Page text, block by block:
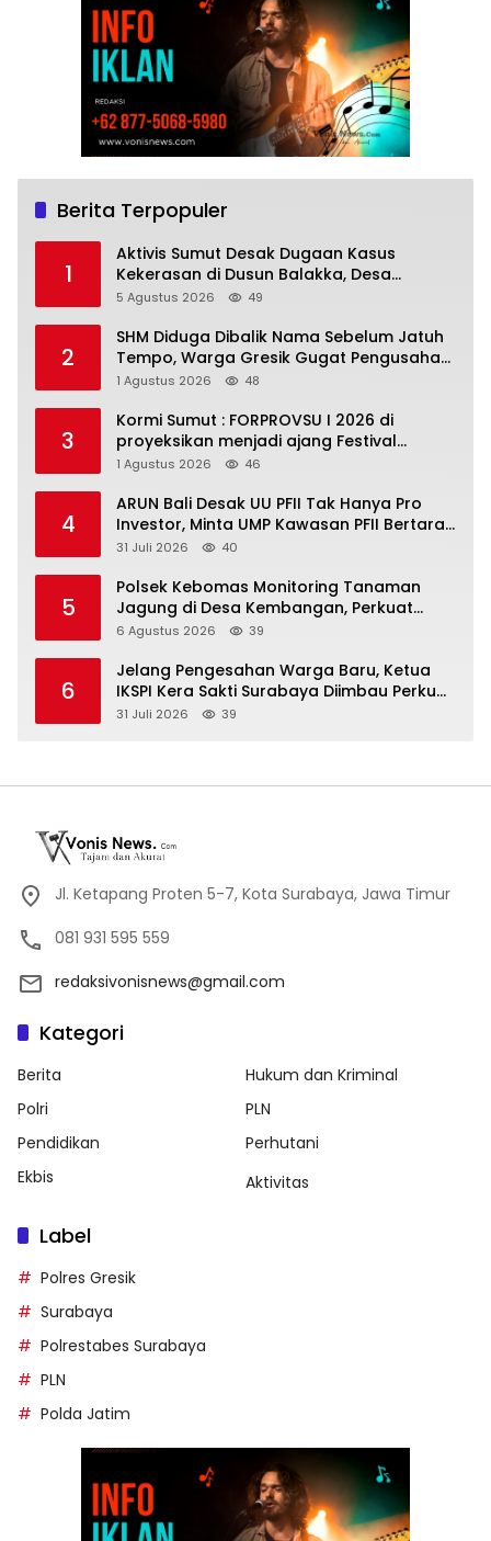
Berita Terpopuler
1
Aktivis Sumut Desak Dugaan Kasus
Kekerasan di Dusun Balakka, Desa
Gunung Malintang Diusut Tuntas
5 Agustus 2026 49
2
SHM Diduga Dibalik Nama Sebelum Jatuh
Tempo, Warga Gresik Gugat Pengusaha
Rokok dan Somasi Kepala Desa
1 Agustus 2026 48
3
Kormi Sumut : FORPROVSU I 2026 di
proyeksikan menjadi ajang Festival
Olahraga Masyarakat dengan Pegiat
1 Agustus 2026 46
4
ARUN Bali Desak UU PFII Tak Hanya Pro
Investor, Minta UMP Kawasan PFII Bertaraf
Internasional
31 Juli 2026 40
5
Polsek Kebomas Monitoring Tanaman
Jagung di Desa Kembangan, Perkuat
Dukungan Ketahanan Pangan Nasional
6 Agustus 2026 39
6
Jelang Pengesahan Warga Baru, Ketua
IKSPI Kera Sakti Surabaya Diimbau Perkuat
Pembinaan dan Jaga Kondusivitas
31 Juli 2026 39
Jl. Ketapang Proten 5-7, Kota Surabaya, Jawa Timur
081 931 595 559
redaksivonisnews@gmail.com
Kategori
Berita
Hukum dan Kriminal
Polri
PLN
Pendidikan
Perhutani
Ekbis
Aktivitas
Label
Polres Gresik
Surabaya
Polrestabes Surabaya
PLN
Polda Jatim